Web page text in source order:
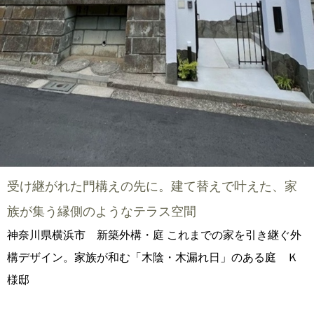
受け継がれた門構えの先に。建て替えで叶えた、家
族が集う縁側のようなテラス空間
神奈川県横浜市 新築外構・庭 これまでの家を引き継ぐ外
構デザイン。家族が和む「木陰・木漏れ日」のある庭 Ｋ
様邸